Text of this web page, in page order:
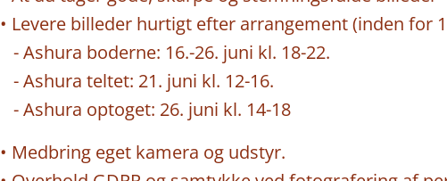
• Levere billeder hurtigt efter arrangement (inden for
- Ashura boderne: 16.-26. juni kl. 18-22.
- Ashura teltet: 21. juni kl. 12-16.
- Ashura optoget: 26. juni kl. 14-18
• Medbring eget kamera og udstyr.